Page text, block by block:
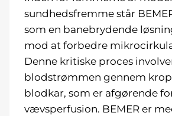
sundhedsfremme står
som en banebrydende
mod at forbedre
Denne kritiske proces
blodstrømmen gennem
blodkar, som er afgørende
vævsperfusion. BEMER er